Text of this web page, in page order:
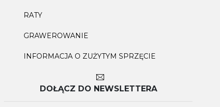
RATY
GRAWEROWANIE
INFORMACJA O ZUŻYTYM SPRZĘCIE
DOŁĄCZ DO NEWSLETTERA